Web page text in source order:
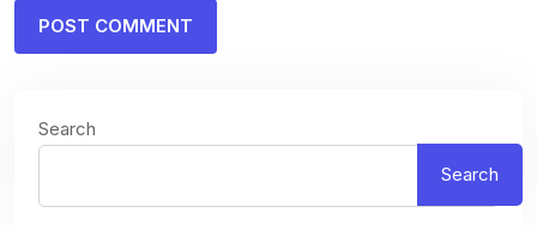
Search
Search